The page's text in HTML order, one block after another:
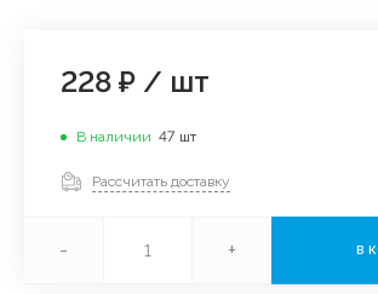
228 ₽ / шт
В наличии 47 шт
Рассчитать доставку
- + В